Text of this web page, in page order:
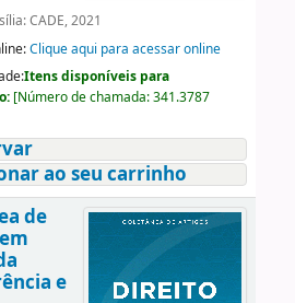
CADE, 2021
Clique aqui para acessar online
Itens disponíveis para
[Número de chamada:341.3787
ao seu carrinho
de
e